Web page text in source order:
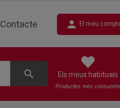
Contacte person El meu
search Els meus habituals
Productes més consumits